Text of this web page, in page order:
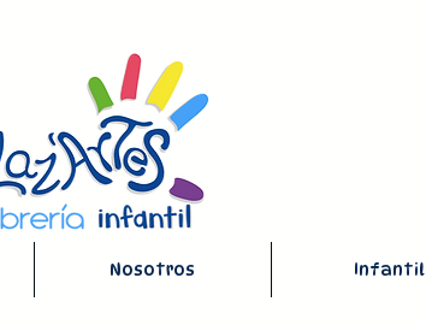
Nosotros Infantil